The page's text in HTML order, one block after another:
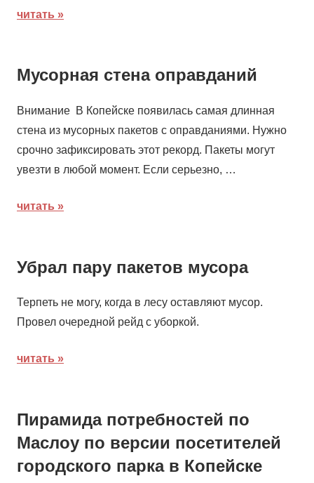
читать
Мусорная стена оправданий
Внимание В Копейске появилась самая длинная
стена из мусорных пакетов с оправданиями. Нужно
срочно зафиксировать этот рекорд. Пакеты могут
увезти в любой момент. Если серьезно, …
читать
Убрал пару пакетов мусора
Терпеть не могу, когда в лесу оставляют мусор.
Провел очередной рейд с уборкой.
читать
Пирамида потребностей по
Маслоу по версии посетителей
городского парка в Копейске